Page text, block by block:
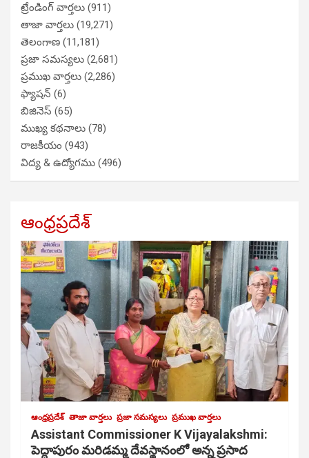
ట్రేండింగ్ వార్తలు (911)
తాజా వార్తలు (19,271)
తెలంగాణ (11,181)
ప్రజా సమస్యలు (2,681)
ప్రముఖ వార్తలు (2,286)
ఫ్యాషన్ (6)
బిజినెస్ (65)
ముఖ్య కథనాలు (78)
రాజకీయం (943)
విద్య & ఉద్యోగము (496)
ఆంధ్రప్రదేశ్
ఆంధ్రప్రదేశ్ తాజా వార్తలు ప్రజా సమస్యలు ప్రముఖ వార్తలు
Assistant Commissioner K Vijayalakshmi:
పెద్దాపురం మరిడమ్మ దేవస్థానంలో అన్న ప్రసాద